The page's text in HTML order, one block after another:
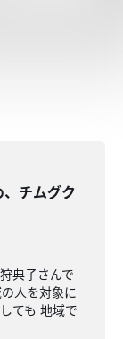
チムグク
典子さんで
人を対象に
ても 地域で